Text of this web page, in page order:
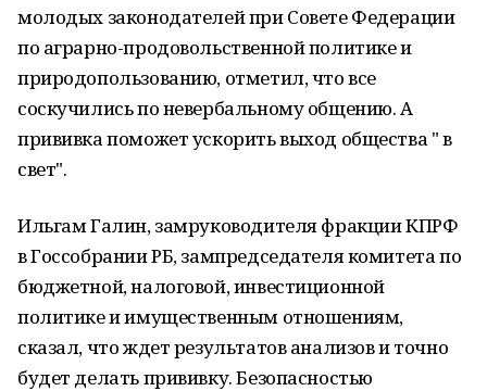
молодых законодателей при Совете Федерации
по аграрно-продовольственной политике и
природопользованию, отметил, что все
соскучились по невербальному общению. А
прививка поможет ускорить выход общества " в
свет".
Ильгам Галин, замруководителя фракции КПРФ
в Госсобрании РБ, зампредседателя комитета по
бюджетной, налоговой, инвестиционной
политике и имущественным отношениям,
сказал, что ждет результатов анализов и точно
будет делать прививку. Безопасностью